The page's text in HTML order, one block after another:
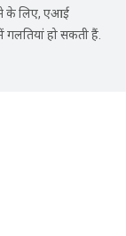
के लिए, एआई
हो सकती हैं.